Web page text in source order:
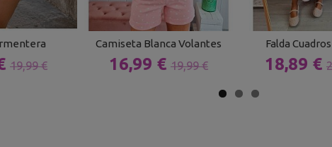
19,99 €
Camiseta Blanca Volantes
16,99 € 19,99 €
Falda
18,89 €